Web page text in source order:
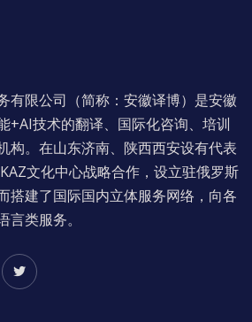
有限公司（简称：安徽译博）是安徽
+AI技术的翻译、国际化咨询、培训
构。在山东济南、陕西西安设有代表
文化中心战略合作，设立驻俄罗斯
搭建了国际国内立体服务网络，向各
类服务。